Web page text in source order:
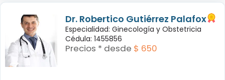
Dr. Robertico Gutiérrez Palafox
Especialidad: Ginecología y Obstetricia
Cédula: 1455856
Precios * desde $ 650